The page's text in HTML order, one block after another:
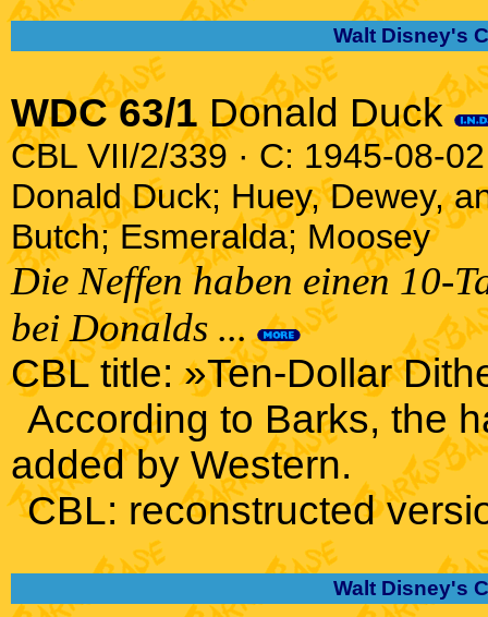
Walt Disney's
WDC 63/1 Donald Duck
CBL VII/2/339 · C: 1945-08-
Donald Duck; Huey, Dewey,
Butch; Esmeralda; Moosey
Die Neffen haben einen 10-
bei Donalds ...
CBL title: »Ten-Dollar
According to Barks, the
added by Western.
CBL: reconstructed
Walt Disney's